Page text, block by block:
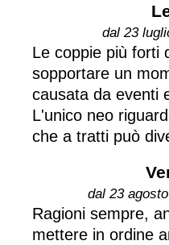
dal 23
Le coppie più forti
sopportare un
causata da eventi
L'unico neo
che a tratti può
dal 23
Ragioni sempre,
mettere in ordine